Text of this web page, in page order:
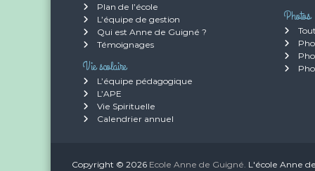
Plan de l’école
L’équipe de gestion
Qui est Anne de Guigné ?
Témoignages
Vie scolaire
L’équipe pédagogique
L’APE
Vie Spirituelle
Calendrier annuel
Photos
Copyright © 2026 Ecole Anne de Guigné. L'école Anne